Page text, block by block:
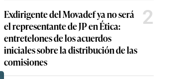
Exdirigente del Movadef ya no será
el representante de JP en Ética:
entretelones de los acuerdos
iniciales sobre la distribución de las
comisiones
2